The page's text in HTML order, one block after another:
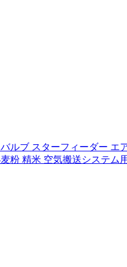
ルブ スターフィーダー エ
粉 精米 空気搬送システム用